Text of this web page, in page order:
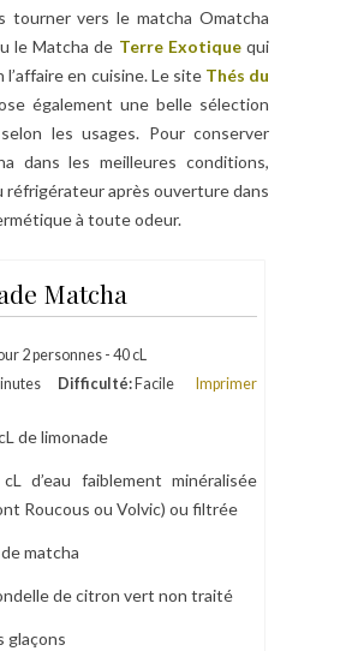
tourner vers le matcha Omatcha
le Matcha de Terre Exotiquequi
en cuisine. Le site Thés du
également une belle sélection
les usages. Pour conserver
dans les meilleures conditions,
réfrigérateur après ouverture dans
à toute odeur.
Matcha
2 personnes - 40 cL
Difficulté: Facile Imprimer
de limonade
d’eau faiblement minéralisée
Roucous ou Volvic) ou filtrée
matcha
de citron vert non traité
glaçons